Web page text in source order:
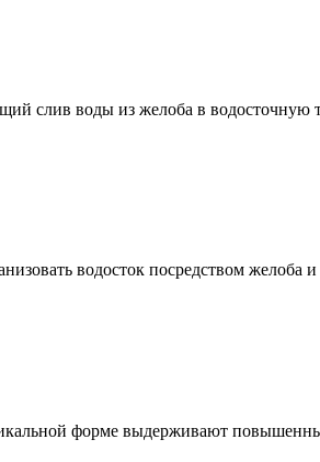
слив воды из желоба в водосточную
водосток посредством желоба
форме выдерживают